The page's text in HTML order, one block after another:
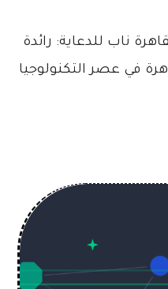
ناب للدعاية: رائدة
في عصر التكنولوجيا